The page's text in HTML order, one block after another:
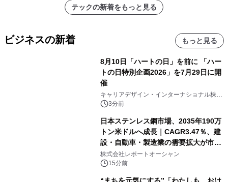
テックの新着をもっと見る
ビジネスの新着 もっと見る
8月10日「ハートの日」を前に 「ハー
トの日特別企画2026」を7月29日に開
催
キャリアデザイン・インターナショナル株式
会社3分前
日本ステンレス鋼市場、2035年190万
トン米ドルへ成長｜CAGR3.47％、建
設・自動車・製造業の需要拡大が市場
を牽引
株式会社レポートオーシャン
15分前